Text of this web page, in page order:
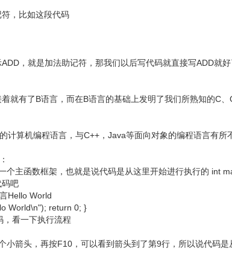
，比如这段代码
，就是加法助记符，那我们以后写代码就直接写ADD就
就有了B语言，而在B语言的基础上发明了我们所熟知的C
计算机编程语言，与C++，Java等面向对象的编程语言有所
个主函数框架，也就是说代码是从这里开始进行执行的 int
码吧
Hello World
World\n"); return 0; }
看一下执行流程
小箭头，再按F10，可以看到箭头到了第9行，所以说代码